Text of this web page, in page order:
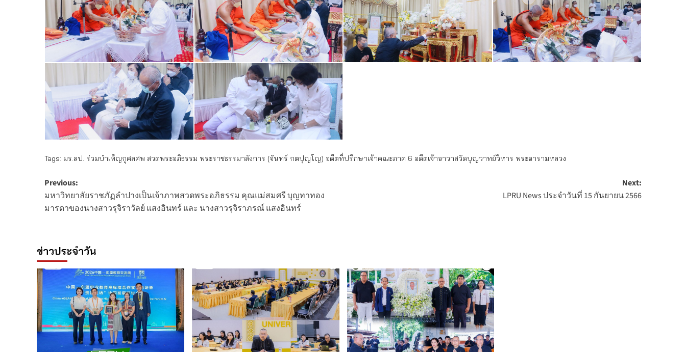
Tags: มร.ลป. ร่วมบำเพ็ญกุศลศพ สวดพระอภิธรรม พระราชธรรมาลังการ (จันทร์ กตปุญโญ) อดีตที่ปรึกษาเจ้าคณะภาค 6 อดีตเจ้าอาวาสวัดบุญวาทย์วิหาร พระอารามหลวง
Post
navigation
Previous:
มหาวิทยาลัยราชภัฏลำปางเป็นเจ้าภาพสวดพระอภิธรรม คุณแม่สมศรี บุญทาทอง
มารดาของนางสาวรุจิราวัลย์ แสงอินทร์ และ นางสาวรุจิราภรณ์ แสงอินทร์
Next:
LPRU News ประจำวันที่ 15 กันยายน 2566
ข่าวประจำวัน